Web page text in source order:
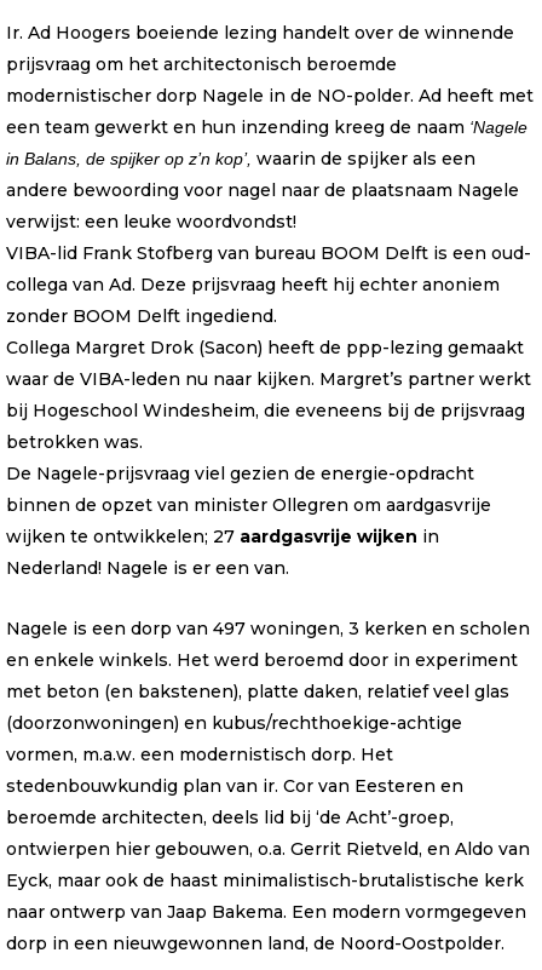
Ir. Ad Hoogers boeiende lezing handelt over de winnende
prijsvraag om het architectonisch beroemde
modernistischer dorp Nagele in de NO-polder. Ad heeft met
een team gewerkt en hun inzending kreeg de naam ‘Nagele
in Balans, de spijker op z’n kop’, waarin de spijker als een
andere bewoording voor nagel naar de plaatsnaam Nagele
verwijst: een leuke woordvondst!
VIBA-lid Frank Stofberg van bureau BOOM Delft is een oud-
collega van Ad. Deze prijsvraag heeft hij echter anoniem
zonder BOOM Delft ingediend.
Collega Margret Drok (Sacon) heeft de ppp-lezing gemaakt
waar de VIBA-leden nu naar kijken. Margret’s partner werkt
bij Hogeschool Windesheim, die eveneens bij de prijsvraag
betrokken was.
De Nagele-prijsvraag viel gezien de energie-opdracht
binnen de opzet van minister Ollegren om aardgasvrije
wijken te ontwikkelen; 27 aardgasvrije wijken in
Nederland! Nagele is er een van.
Nagele is een dorp van 497 woningen, 3 kerken en scholen
en enkele winkels. Het werd beroemd door in experiment
met beton (en bakstenen), platte daken, relatief veel glas
(doorzonwoningen) en kubus/rechthoekige-achtige
vormen, m.a.w. een modernistisch dorp. Het
stedenbouwkundig plan van ir. Cor van Eesteren en
beroemde architecten, deels lid bij ‘de Acht’-groep,
ontwierpen hier gebouwen, o.a. Gerrit Rietveld, en Aldo van
Eyck, maar ook de haast minimalistisch-brutalistische kerk
naar ontwerp van Jaap Bakema. Een modern vormgegeven
dorp in een nieuwgewonnen land, de Noord-Oostpolder.